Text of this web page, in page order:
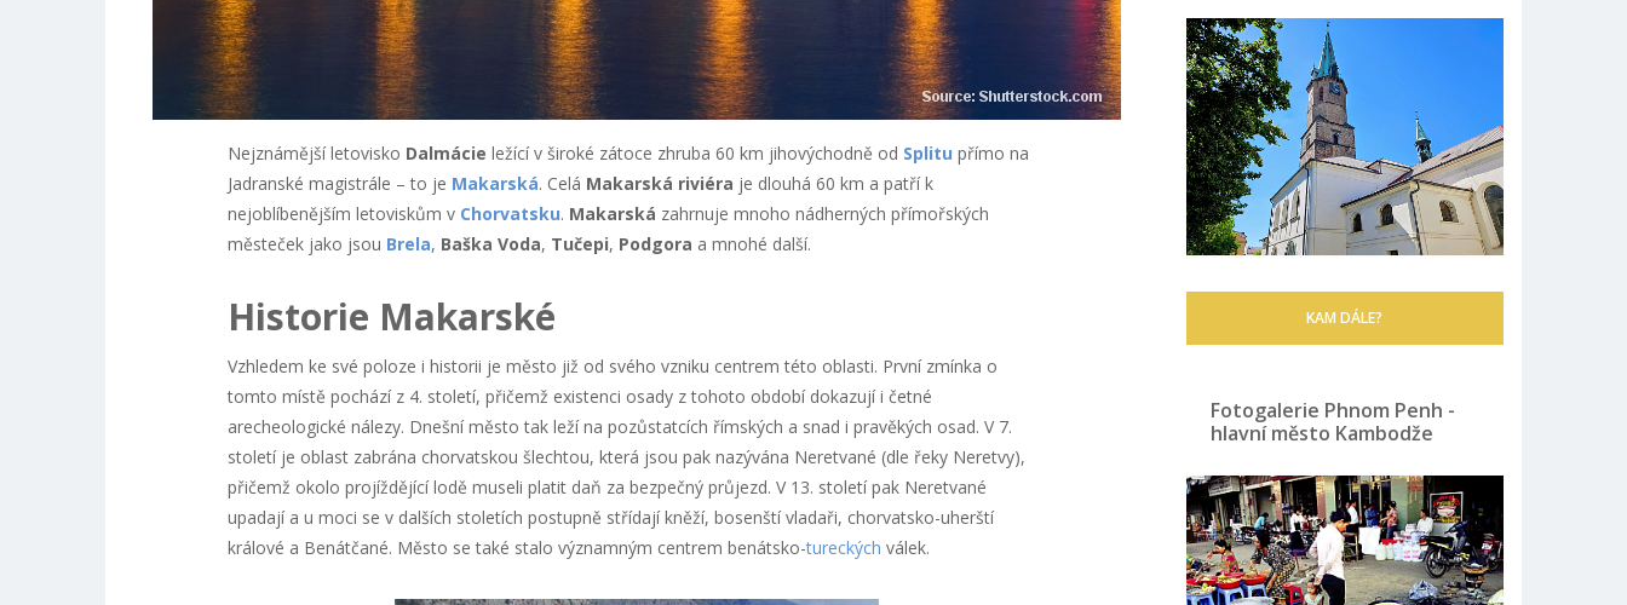
Nejznámější letovisko Dalmácie ležící v široké zátoce zhruba 60 km jihovýchodně od Splitu přímo na
Jadranské magistrále – to je Makarská. Celá Makarská riviéra je dlouhá 60 km a patří k
nejoblíbenějším letoviskům v Chorvatsku. Makarská zahrnuje mnoho nádherných přímořských
městeček jako jsou Brela, Baška Voda, Tučepi, Podgora a mnohé další.
Historie Makarské
Vzhledem ke své poloze i historii je město již od svého vzniku centrem této oblasti. První zmínka o
tomto místě pochází z 4. století, přičemž existenci osady z tohoto období dokazují i četné
arecheologické nálezy. Dnešní město tak leží na pozůstatcích římských a snad i pravěkých osad. V 7.
století je oblast zabrána chorvatskou šlechtou, která jsou pak nazývána Neretvané (dle řeky Neretvy),
přičemž okolo projíždějící lodě museli platit daň za bezpečný průjezd. V 13. století pak Neretvané
upadají a u moci se v dalších stoletích postupně střídají kněží, bosenští vladaři, chorvatsko-uherští
králové a Benátčané. Město se také stalo významným centrem benátsko-tureckých válek.
KAM DÁLE?
Fotogalerie Phnom Penh -
hlavní město Kambodže